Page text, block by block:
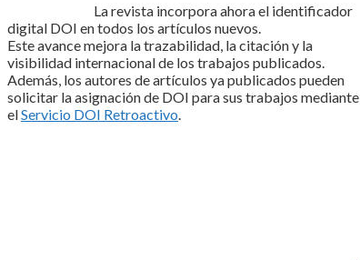
La revista incorpora ahora el identificador
digital DOI en todos los artículos nuevos.
Este avance mejora la trazabilidad, la citación y la
visibilidad internacional de los trabajos publicados.
Además, los autores de artículos ya publicados pueden
solicitar la asignación de DOI para sus trabajos mediante
elServicio DOI Retroactivo.